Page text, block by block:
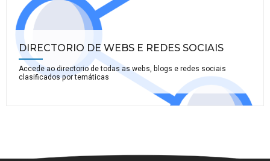
DIRECTORIO DE WEBS E REDES SOCIAIS
Accede ao directorio de todas as webs, blogs e redes sociais
clasificados por temáticas